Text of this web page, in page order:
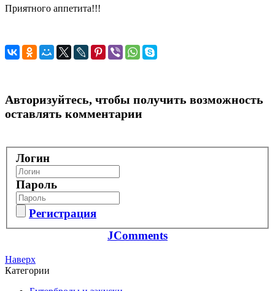
Приятного аппетита!!!
Авторизуйтесь, чтобы получить возможность
оставлять комментарии
Логин
Пароль
Регистрация
JComments
Наверх
Категории